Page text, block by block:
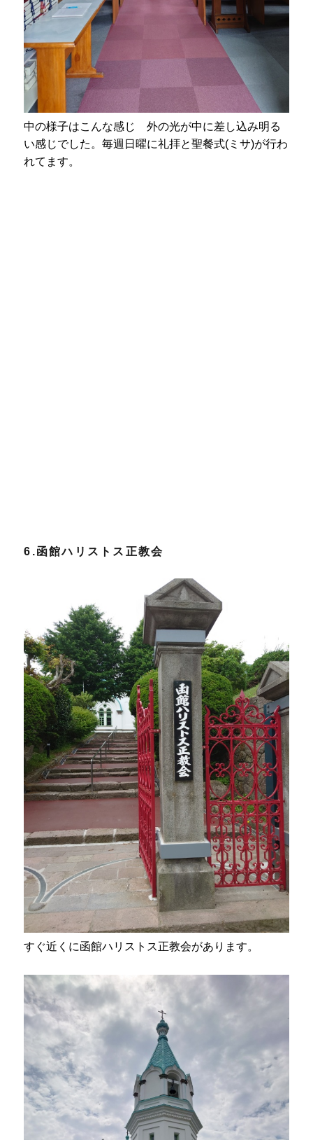
中の様子はこんな感じ 外の光が中に差し込み明る
い感じでした。毎週日曜に礼拝と聖餐式(ミサ)が行わ
れてます。
6.函館ハリストス正教会
すぐ近くに函館ハリストス正教会があります。